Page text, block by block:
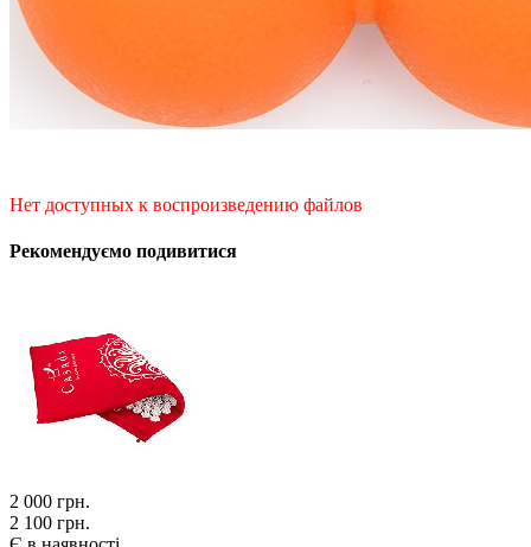
Нет доступных к воспроизведению файлов
Рекомендуємо подивитися
2 000 грн.
2 100 грн.